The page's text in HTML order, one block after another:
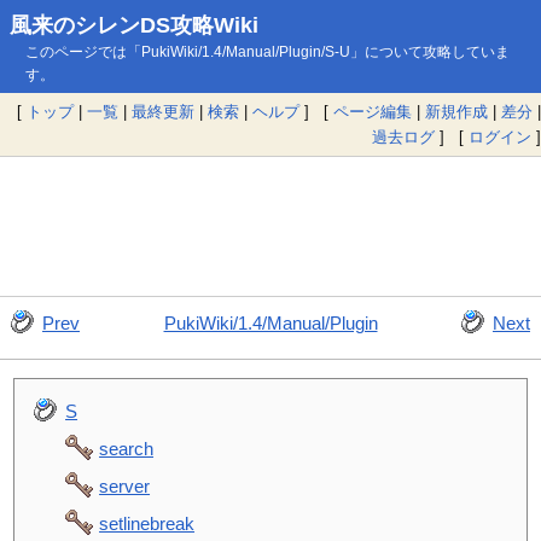
風来のシレンDS攻略Wiki
このページでは「PukiWiki/1.4/Manual/Plugin/S-U」について攻略していま
す。
[ トップ| 一覧 | 最終更新 | 検索 | ヘルプ] [ ページ編集 | 新規作成 | 差分 |
過去ログ ] [ ログイン ]
Prev Next
PukiWiki/1.4/Manual/Plugin
S
search
server
setlinebreak